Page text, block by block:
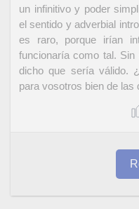
un infinitivo y poder
el sentido y adverbial
es raro, porque irían
funcionaría como tal.
dicho que sería válido.
para vosotros bien de las